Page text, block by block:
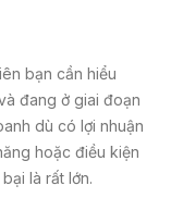
bạn cần hiểu
đang ở giai đoạn
dù có lợi nhuận
hoặc điều kiện
là rất lớn.